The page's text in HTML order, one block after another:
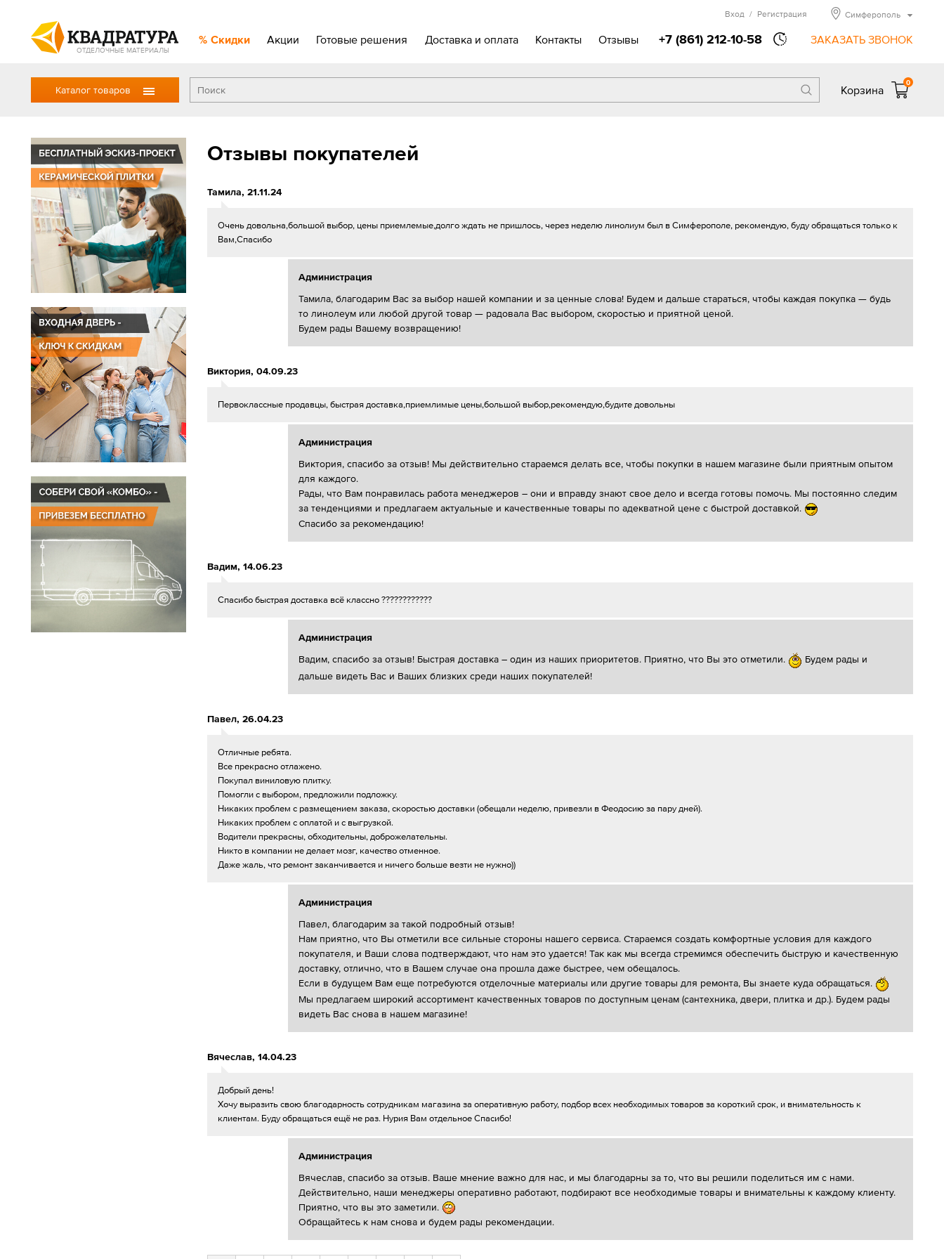
ОТДЕЛОЧНЫЕ МАТЕРИАЛЫ
Скидки Акции Готовые решения Доставка и оплата Контакты Отзывы +7 (861) 212-10-58 ЗАКАЗАТЬ ЗВОНОК
Вход / Регистрация Симферополь
Каталог товаров Корзина
0
Отзывы покупателей
Тамила,21.11.24
Очень довольна,большой выбор, цены приемлемые,долго ждать не пришлось, через неделю линолиум был в Симферополе, рекомендую, буду обращаться только к
Вам,Спасибо
Администрация
Тамила, благодарим Вас за выбор нашей компании и за ценные слова! Будем и дальше стараться, чтобы каждая покупка — будь
то линолеум или любой другой товар — радовала Вас выбором, скоростью и приятной ценой.
Будем рады Вашему возвращению!
Виктория,04.09.23
Первоклассные продавцы, быстрая доставка,приемлимые цены,большой выбор,рекомендую,будите довольны
Администрация
Виктория, спасибо за отзыв! Мы действительно стараемся делать все, чтобы покупки в нашем магазине были приятным опытом
для каждого.
Рады, что Вам понравилась работа менеджеров – они и вправду знают свое дело и всегда готовы помочь. Мы постоянно следим
за тенденциями и предлагаем актуальные и качественные товары по адекватной цене с быстрой доставкой.
Спасибо за рекомендацию!
Вадим,14.06.23
Спасибо быстрая доставка всё классно ????????????
Администрация
Вадим, спасибо за отзыв! Быстрая доставка – один из наших приоритетов. Приятно, что Вы это отметили.
Будем рады и
дальше видеть Вас и Ваших близких среди наших покупателей!
Павел,26.04.23
Отличные ребята.
Все прекрасно отлажено.
Покупал виниловую плитку.
Помогли с выбором, предложили подложку.
Никаких проблем с размещением заказа, скоростью доставки (обещали неделю, привезли в Феодосию за пару дней).
Никаких проблем с оплатой и с выгрузкой.
Водители прекрасны, обходительны, доброжелательны.
Никто в компании не делает мозг, качество отменное.
Даже жаль, что ремонт заканчивается и ничего больше везти не нужно))
Администрация
Павел, благодарим за такой подробный отзыв!
Нам приятно, что Вы отметили все сильные стороны нашего сервиса. Стараемся создать комфортные условия для каждого
покупателя, и Ваши слова подтверждают, что нам это удается! Так как мы всегда стремимся обеспечить быструю и качественную
доставку, отлично, что в Вашем случае она прошла даже быстрее, чем обещалось.
Если в будущем Вам еще потребуются отделочные материалы или другие товары для ремонта, Вы знаете куда обращаться.
Мы предлагаем широкий ассортимент качественных товаров по доступным ценам (сантехника, двери, плитка и др.). Будем рады
видеть Вас снова в нашем магазине!
Вячеслав,14.04.23
Добрый день!
Хочу выразить свою благодарность сотрудникам магазина за оперативную работу, подбор всех необходимых товаров за короткий срок, и внимательность к
клиентам. Буду обращаться ещё не раз. Нурия Вам отдельное Спасибо!
Администрация
Вячеслав, спасибо за отзыв. Ваше мнение важно для нас, и мы благодарны за то, что вы решили поделиться им с нами.
Действительно, наши менеджеры оперативно работают, подбирают все необходимые товары и внимательны к каждому клиенту.
Приятно, что вы это заметили.
Обращайтесь к нам снова и будем рады рекомендации.